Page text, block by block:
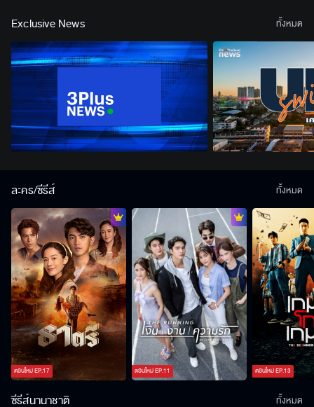
Exclusive News ทั้งหมด
ละคร/ซีรีส์
ตอนใหม่EP.17 ตอนใหม่EP.11 ตอนใหม่EP.13
ทั้งหมด
ซีรีส์นานาชาติ ทั้งหมด